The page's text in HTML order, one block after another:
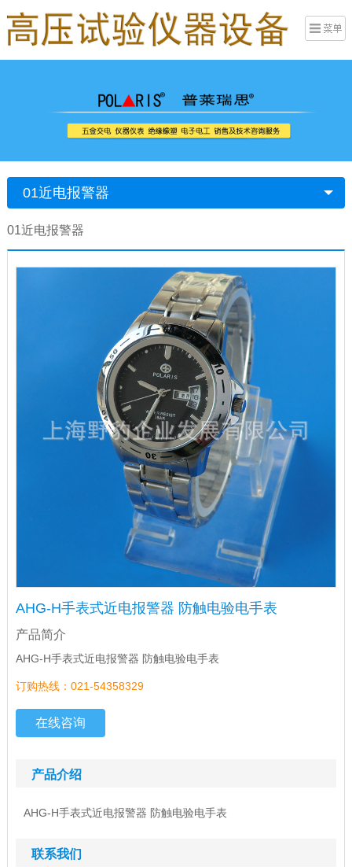
01近电报警器
01近电报警器
AHG-H手表式近电报警器 防触电验电手表
产品简介
AHG-H手表式近电报警器 防触电验电手表
订购热线：021-54358329
在线咨询
产品介绍
AHG-H手表式近电报警器 防触电验电手表
联系我们